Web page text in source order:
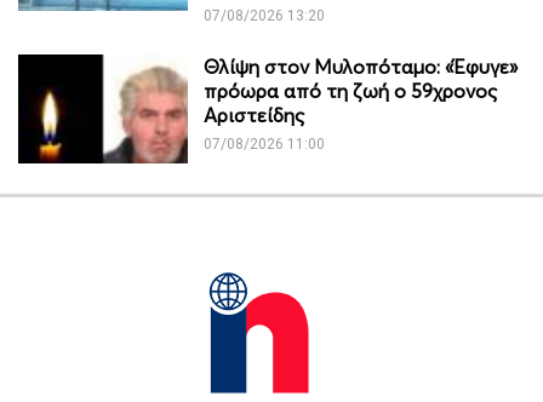
07/08/2026 13:20
Θλίψη στον Μυλοπόταμο: «Έφυγε»
πρόωρα από τη ζωή ο 59χρονος
Αριστείδης
07/08/2026 11:00